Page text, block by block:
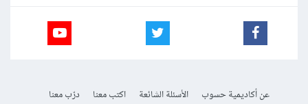
عن أكاديمية حسوب الأسئلة الشائعة اكتب معنا
درّب معنا